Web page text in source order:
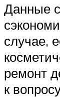
Данные
случае,
ремонт
к